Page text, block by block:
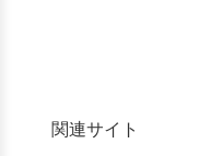
関連サイト